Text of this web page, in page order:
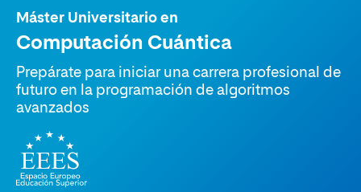
Máster Universitario en
Computación Cuántica
Prepárate para iniciar una carrera profesional de
futuro en la programación de algoritmos
avanzados